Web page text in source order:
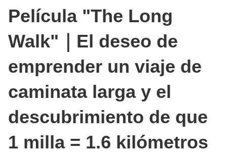
Película "The Long
Walk"｜El deseo de
emprender un viaje de
caminata larga y el
descubrimiento de que
1 milla = 1.6 kilómetros